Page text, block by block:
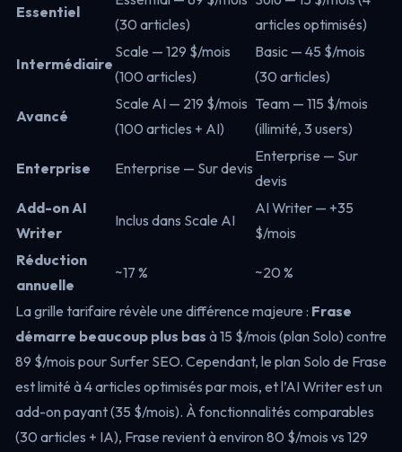
Essentiel
(30 articles)
articles optimisés)
Intermédiaire
Scale — 129 $/mois
(100 articles)
Basic — 45 $/mois
(30 articles)
Avancé
Scale AI — 219 $/mois
(100 articles + AI)
Team — 115 $/mois
(illimité, 3 users)
Enterprise Enterprise — Sur devis
Enterprise — Sur
devis
Add-on AI
Writer
Inclus dans Scale AI
AI Writer — +35
$/mois
Réduction
annuelle
~17 % ~20 %
La grille tarifaire révèle une différence majeure : Frase
démarre beaucoup plus bas à 15 $/mois (plan Solo) contre
89 $/mois pour Surfer SEO. Cependant, le plan Solo de Frase
est limité à 4 articles optimisés par mois, et l’AI Writer est un
add-on payant (35 $/mois). À fonctionnalités comparables
(30 articles + IA), Frase revient à environ 80 $/mois vs 129